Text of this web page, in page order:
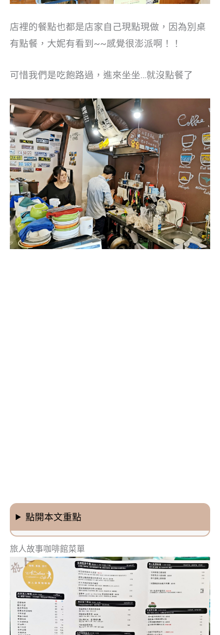
店裡的餐點也都是店家自己現點現做，因為別桌
有點餐，大妮有看到~~感覺很澎派啊！！
可惜我們是吃飽路過，進來坐坐…就沒點餐了
點開本文重點
旅人故事咖啡館菜單